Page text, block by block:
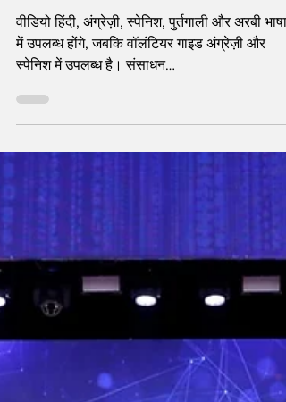
बढ़ावा
वीडियो हिंदी, अंग्रेज़ी, स्पेनिश, पुर्तगाली और अरबी
में उपलब्ध होंगे, जबकि वॉलंटियर गाइड अंग्रेज़ी और